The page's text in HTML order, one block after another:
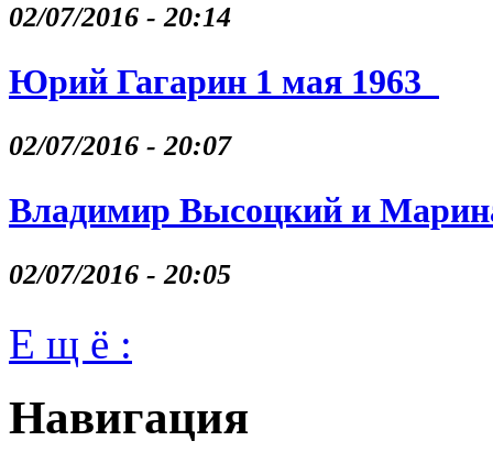
02/07/2016 - 20:14
Юрий Гагарин 1 мая 1963
02/07/2016 - 20:07
Владимир Высоцкий и
02/07/2016 - 20:05
Е щ ё :
Навигация